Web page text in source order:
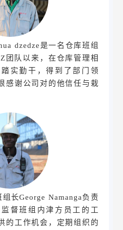
dzedze是一名仓库班组
团队以来，在仓库管理相
实勤干，得到了部门领
感谢公司对的他信任与栽
长George Namanga负责
督班组内津方员工的工
的工作机会，定期组织的